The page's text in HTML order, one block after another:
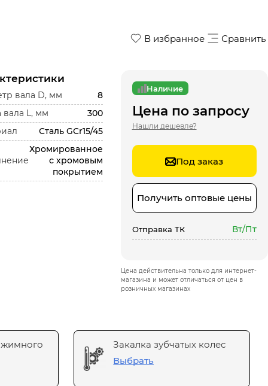
В избранное Сравнить
вала D, мм
8
вала L, мм
300
Сталь GCr15/45
Хромированное
с хромовым
покрытием
Наличие
Цена по запросу
Нашли дешевле?
Под заказ
Получить оптовые цены
Отправка ТК Вт/Пт
Цена действительна только для интернет-
магазина и может отличаться от цен в
розничных магазинах
Закалка зубчатых колес
Выбрать